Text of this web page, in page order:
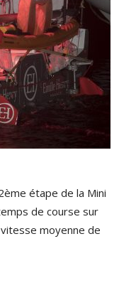
étape de la Mini
de course sur
moyenne de